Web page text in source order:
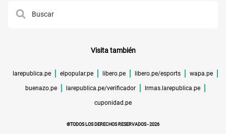
Visita también
larepublica.pe elpopular.pe libero.pe libero.pe/esports wapa.pe
buenazo.pe larepublica.pe/verificador lrmas.larepublica.pe
cuponidad.pe
©TODOS LOS DERECHOS RESERVADOS -2026